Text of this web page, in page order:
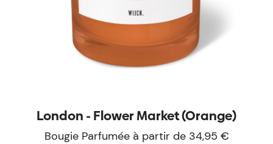
London - Flower Market (Orange)
Bougie Parfumée à partir de 34,95 €